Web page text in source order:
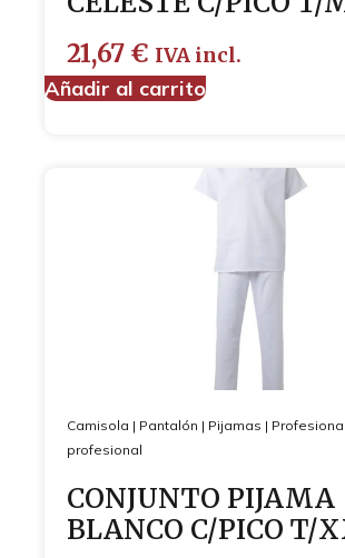
21,67 € IVA incl.
Añadir al carrito
Camisola | Pantalón | Pijamas | Profesional
profesional
CONJUNTO PIJAMA
BLANCO C/PICO T/